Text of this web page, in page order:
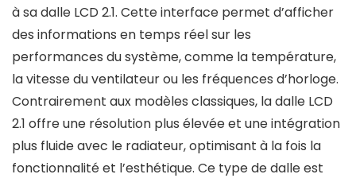
à sa dalle LCD 2.1. Cette interface permet d’afficher
des informations en temps réel sur les
performances du système, comme la température,
la vitesse du ventilateur ou les fréquences d’horloge.
Contrairement aux modèles classiques, la dalle LCD
2.1 offre une résolution plus élevée et une intégration
plus fluide avec le radiateur, optimisant à la fois la
fonctionnalité et l’esthétique. Ce type de dalle est